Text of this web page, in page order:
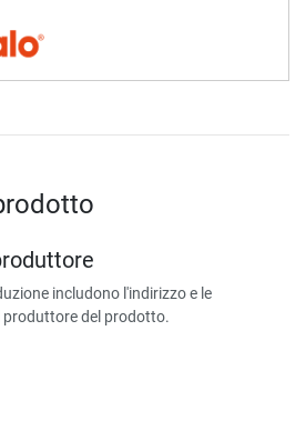
includono l'indirizzo e le
del prodotto.